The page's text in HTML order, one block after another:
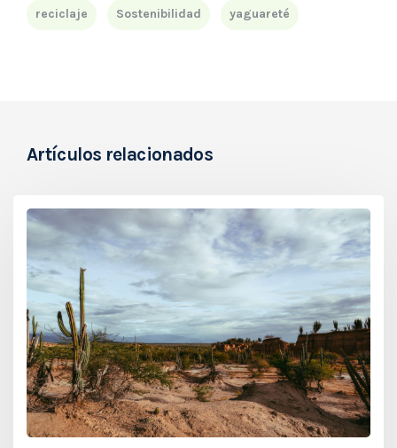
reciclaje Sostenibilidad yaguareté
Artículos relacionados